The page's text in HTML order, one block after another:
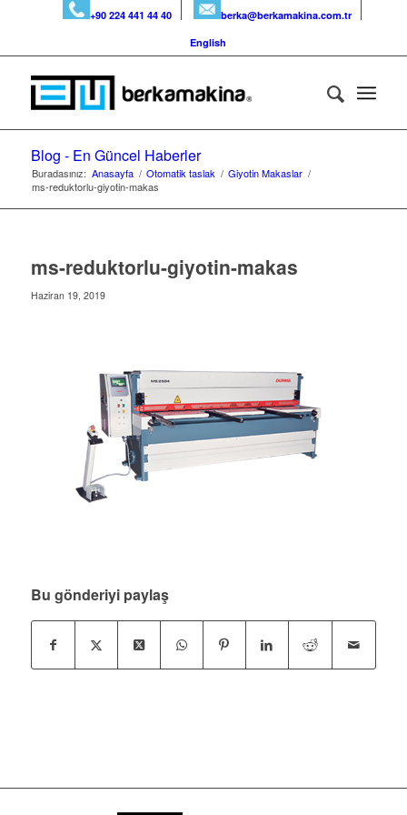
+90 224 441 44 40
berka@berkamakina.com.tr
English
Blog - En Güncel Haberler
Buradasınız: Anasayfa / Otomatik taslak / Giyotin Makaslar /
ms-reduktorlu-giyotin-makas
ms-reduktorlu-giyotin-makas
Haziran 19, 2019
Bu gönderiyi paylaş